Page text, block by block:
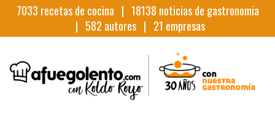
7033 recetas de cocina | 18138 noticias de gastronomia
| 582 autores | 21 empresas